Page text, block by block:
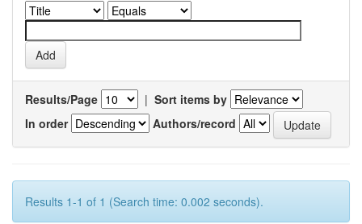
Results/Page | Sort items by
In order
Authors/record
Results 1-1 of 1 (Search time: 0.002 seconds).